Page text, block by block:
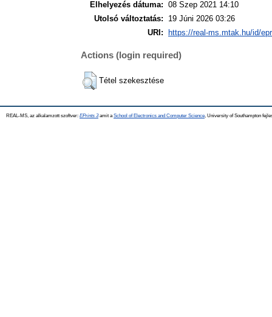
Elhelyezés dátuma: 08 Szep 2021 14:10
Utolsó változtatás:
19 Júni 2026 03:26
URI:
https://real-ms.mtak.hu/id/
Actions (login required)
Tétel szekesztése
REAL-MS, az alkalamzott szoftver: EPrints 3amit a School of Electronics and Computer Science , University of Southampton